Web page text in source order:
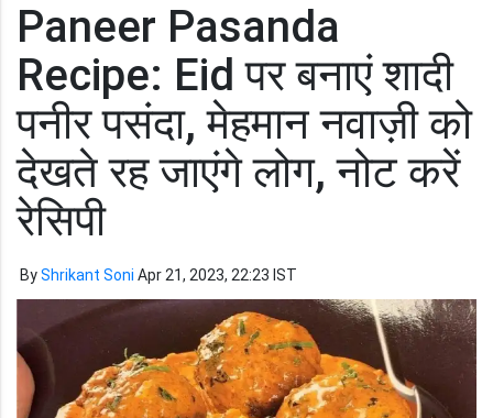
Paneer Pasanda
Recipe: Eid पर बनाएं शादी
पनीर पसंदा, मेहमान नवाज़ी को
देखते रह जाएंगे लोग, नोट करें
रेसिपी
ByShrikant Soni Apr 21, 2023, 22:23 IST